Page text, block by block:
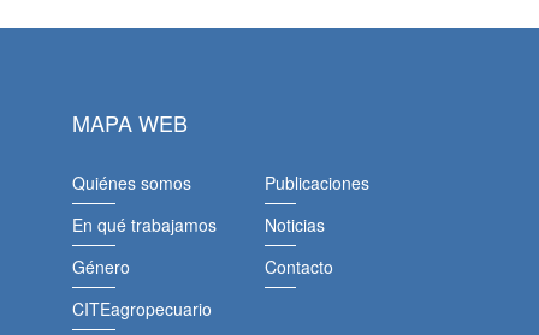
MAPA WEB
Quiénes somos
En qué trabajamos
Género
CITEagropecuario
Publicaciones
Noticias
Contacto